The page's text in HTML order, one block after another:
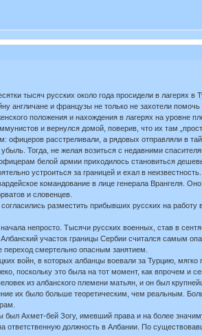
тысяч русских около года просидели в лагерях в
англичане и французы не только не захотели
положения и нахождения в лагерях на уровне
и вернулся домой, поверив, что их там
расстреливали, а рядовых отправляли в
Тогда, не желая возиться с недавними
белой армии приходилось становиться
устроиться за границей и ехал в
командование в лице генерала Врангеля.
и словенцев.
разместить прибывших русских на
непросто. Тысячи русских военных, став в
участок границы Сербии считался самым
переход смертельно опасным занятием.
войн, в которых албанцы воевали за Турцию,
поскольку это была на тот момент, как впрочем
из албанского племени матьян, и он был
их было больше теоретическим, чем реальным.
Ахмет-бей Зогу, имевший права и на более
ответственную должность в Албании. По